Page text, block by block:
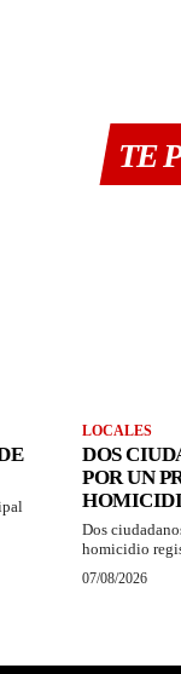
TE
LOCALES
DOS
POR UN
Dos
homicidio
07/08/2026